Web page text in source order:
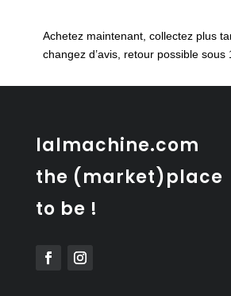
Chevalier
–
véritable
Achetez maintenant, collectez plus
changez d’avis, retour possible sous
lalmachine.com
the (market)place
to be !